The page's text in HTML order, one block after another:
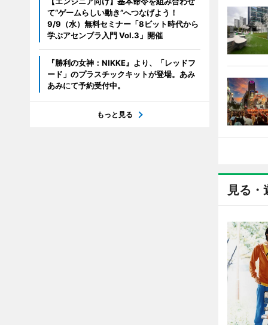
見る・
て“ゲームらしい動き”へつなげよう！
9/9（水）無料セミナー「8ビット時代から
学ぶアセンブラ入門 Vol.3」開催
『勝利の女神：NIKKE』より、「レッドフ
ード」のプラスチックキットが登場。あみ
あみにて予約受付中。
もっと見る